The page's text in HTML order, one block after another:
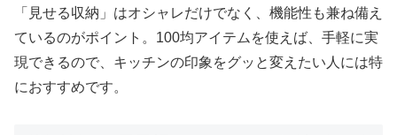
「見せる収納」はオシャレだけでなく、機能性も兼ね備え
ているのがポイント。100均アイテムを使えば、手軽に実
現できるので、キッチンの印象をグッと変えたい人には特
におすすめです。